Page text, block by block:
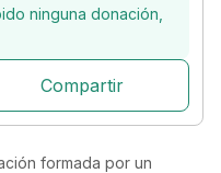
ninguna donación,
Compartir
formada por un